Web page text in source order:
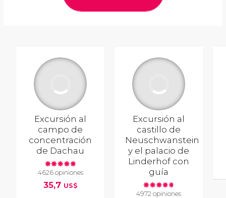
Excursión al
campo de
concentración
de Dachau
4626 opiniones
35,7 US$
Excursión al
castillo de
Neuschwanstein
y el palacio de
Linderhof con
guía
4972 opiniones